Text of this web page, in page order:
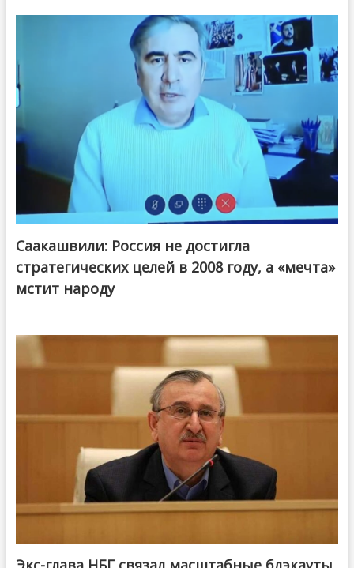
Саакашвили: Россия не достигла
стратегических целей в 2008 году, а «мечта»
мстит народу